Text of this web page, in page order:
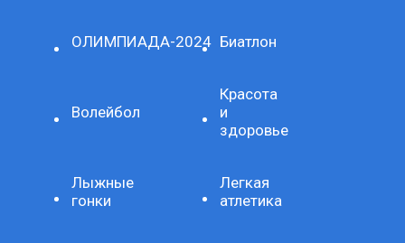
ОЛИМПИАДА-2024 Биатлон
Волейбол
Красота
и
здоровье
Лыжные
гонки
Легкая
атлетика